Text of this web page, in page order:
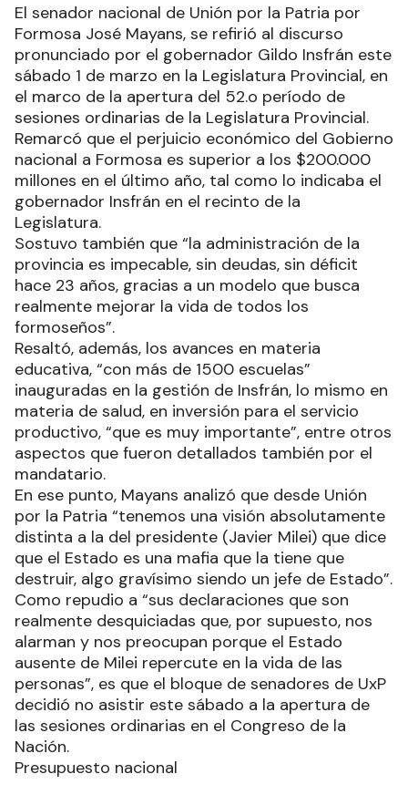
El senador nacional de Unión por la Patria por
Formosa José Mayans, se refirió al discurso
pronunciado por el gobernador Gildo Insfrán este
sábado 1 de marzo en la Legislatura Provincial, en
el marco de la apertura del 52.o período de
sesiones ordinarias de la Legislatura Provincial.
Remarcó que el perjuicio económico del Gobierno
nacional a Formosa es superior a los $200.000
millones en el último año, tal como lo indicaba el
gobernador Insfrán en el recinto de la
Legislatura.
Sostuvo también que “la administración de la
provincia es impecable, sin deudas, sin déficit
hace 23 años, gracias a un modelo que busca
realmente mejorar la vida de todos los
formoseños”.
Resaltó, además, los avances en materia
educativa, “con más de 1500 escuelas”
inauguradas en la gestión de Insfrán, lo mismo en
materia de salud, en inversión para el servicio
productivo, “que es muy importante”, entre otros
aspectos que fueron detallados también por el
mandatario.
En ese punto, Mayans analizó que desde Unión
por la Patria “tenemos una visión absolutamente
distinta a la del presidente (Javier Milei) que dice
que el Estado es una mafia que la tiene que
destruir, algo gravísimo siendo un jefe de Estado”.
Como repudio a “sus declaraciones que son
realmente desquiciadas que, por supuesto, nos
alarman y nos preocupan porque el Estado
ausente de Milei repercute en la vida de las
personas”, es que el bloque de senadores de UxP
decidió no asistir este sábado a la apertura de
las sesiones ordinarias en el Congreso de la
Nación.
Presupuesto nacional